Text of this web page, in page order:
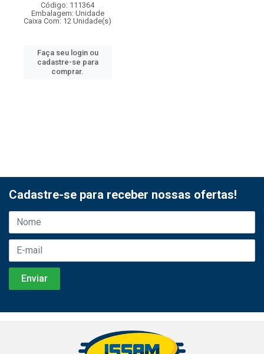
Código: 111364
Embalagem: Unidade
Caixa Com: 12 Unidade(s)
Faça seu login ou
cadastre-se para
comprar.
Cadastre-se para receber nossas ofertas!